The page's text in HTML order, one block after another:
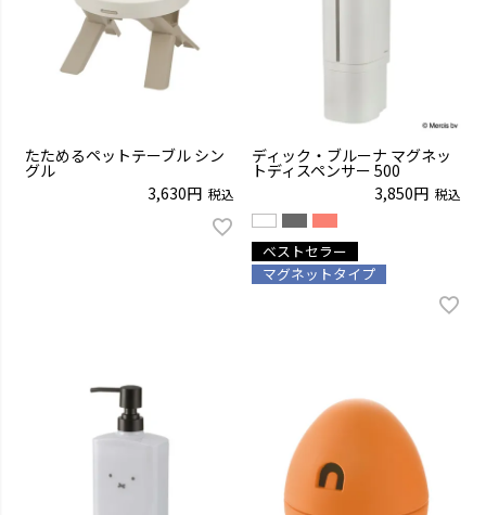
たためるペットテーブル シン
グル
3,630
税込
ディック・ブルーナ マグネッ
トディスペンサー 500
3,850
税込
ベストセラー
マグネットタイプ